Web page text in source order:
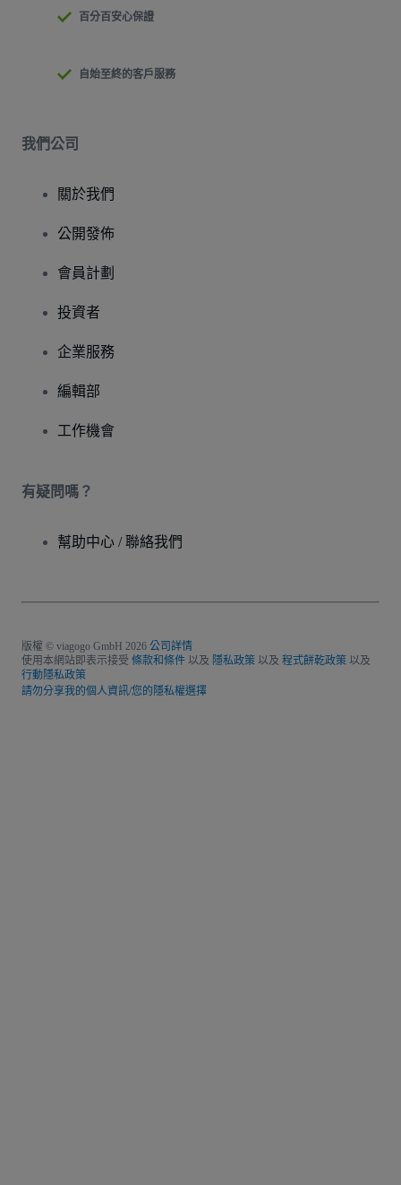
百分百安心保證
自始至終的客戶服務
我們公司
關於我們
公開發佈
會員計劃
投資者
企業服務
編輯部
工作機會
有疑問嗎？
幫助中心 / 聯絡我們
版權 © viagogo GmbH 2026 公司詳情
使用本網站即表示接受 條款和條件 以及 隱私政策 以及 程式餅乾政策 以及
行動隱私政策
請勿分享我的個人資訊/您的隱私權選擇